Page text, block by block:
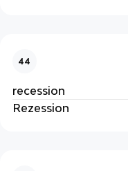
44
recession
Rezession